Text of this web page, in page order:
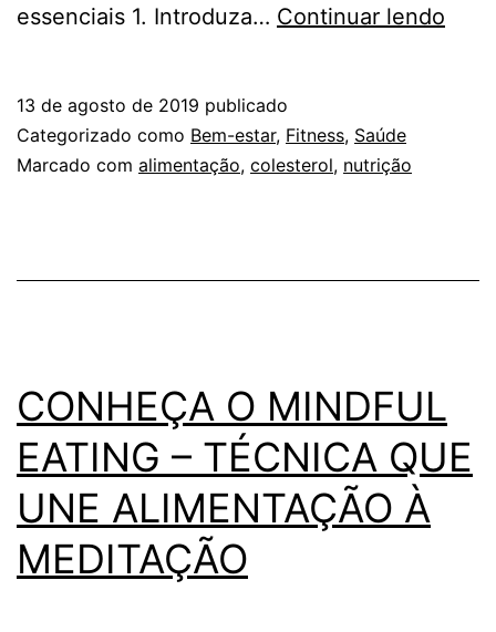
essenciais 1. Introduza… Continuar lendo
13 de agosto de 2019 publicado
Categorizado como Bem-estar, Fitness, Saúde
Marcado com alimentação, colesterol, nutrição
CONHEÇA O MINDFUL
EATING – TÉCNICA QUE
UNE ALIMENTAÇÃO À
MEDITAÇÃO